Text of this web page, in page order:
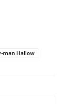
man Hallow